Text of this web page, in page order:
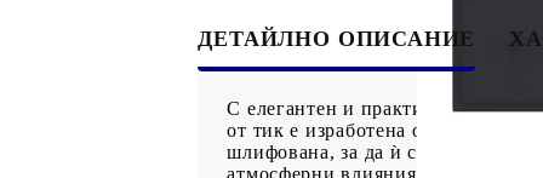
ДЕТАЙЛНО ОПИСАНИЕ
С елегантен и практичен дизайн
от тик е изработена от
шлифована, за да ѝ се придаде
атмосферни влияния, което го